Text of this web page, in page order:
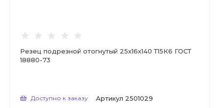
Резец подрезной отогнутый 25х16х140 Т15К6 ГОСТ
18880-73
Доступно к заказу Артикул 2501029